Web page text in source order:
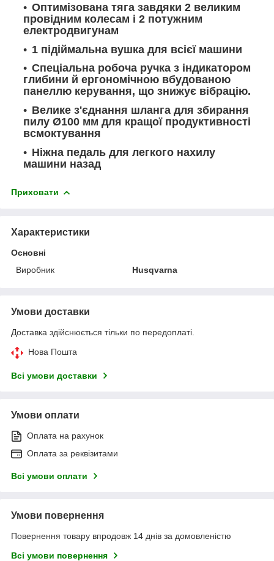
Оптимізована тяга завдяки 2 великим
провідним колесам і 2 потужним
електродвигунам
1 підіймальна вушка для всієї машини
Спеціальна робоча ручка з індикатором
глибини й ергономічною вбудованою
панеллю керування, що знижує вібрацію.
Велике з'єднання шланга для збирання
пилу Ø100 мм для кращої продуктивності
всмоктування
Ніжна педаль для легкого нахилу
машини назад
Приховати
Характеристики
Основні
Виробник
Husqvarna
Умови доставки
Доставка здійснюється тільки по передоплаті.
Нова Пошта
Всі умови доставки
Умови оплати
Оплата на рахунок
Оплата за реквізитами
Всі умови оплати
Умови повернення
Повернення товару впродовж 14 днів за домовленістю
Всі умови повернення